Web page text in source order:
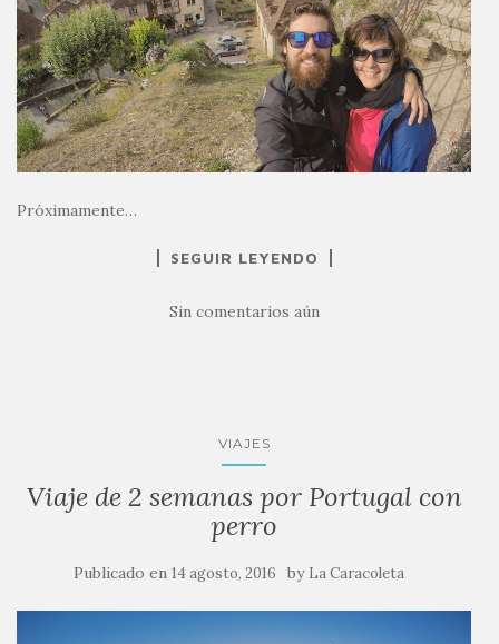
Próximamente…
SEGUIR LEYENDO
Sin comentarios aún
VIAJES
Viaje de 2 semanas por Portugal con
perro
Publicado en 14 agosto, 2016 by La Caracoleta